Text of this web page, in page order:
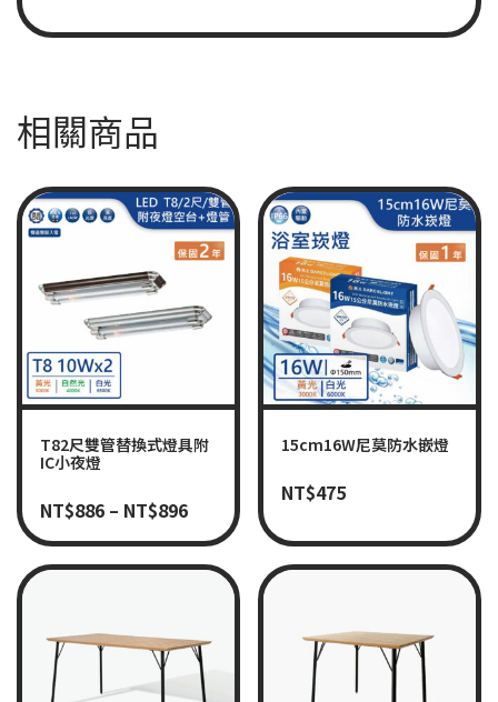
相關商品
T82尺雙管替換式燈具附
IC小夜燈
NT$886 – NT$896
15cm16W尼莫防水嵌燈
NT$475